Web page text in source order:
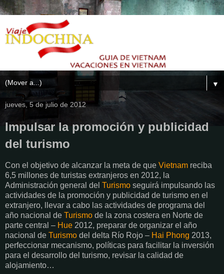
▼
jueves, 5 de julio de 2012
Impulsar la promoción y publicidad
del turismo
Con el objetivo de alcanzar la meta de que Vietnam reciba
6,5 millones de turistas extranjeros en 2012, la
Administración general del Turismo seguirá impulsando las
actividades de la promoción y publicidad de turismo en el
extranjero, llevar a cabo las actividades de programa del
año nacional de Turismo de la zona costera en Norte de
parte central – Hue 2012, preparar de organizar el año
nacional de Turismo del delta Río Rojo – Hai Phong 2013,
perfeccionar mecanismo, políticas para facilitar la inversión
para el desarrollo del turismo, revisar la calidad de
alojamiento…